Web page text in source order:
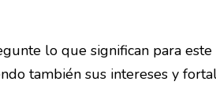
lo que significan para este
también sus intereses y